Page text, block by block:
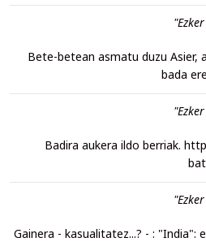
Bete-betean asmatu duzu Asier,
bada
Badira aukera ildo berriak.
Gainera - kasualitatez...? - : "India":